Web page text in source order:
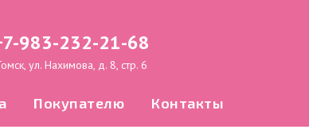
983-232-21-68
ул. Нахимова, д. 8, стр. 6
Покупателю Контакты